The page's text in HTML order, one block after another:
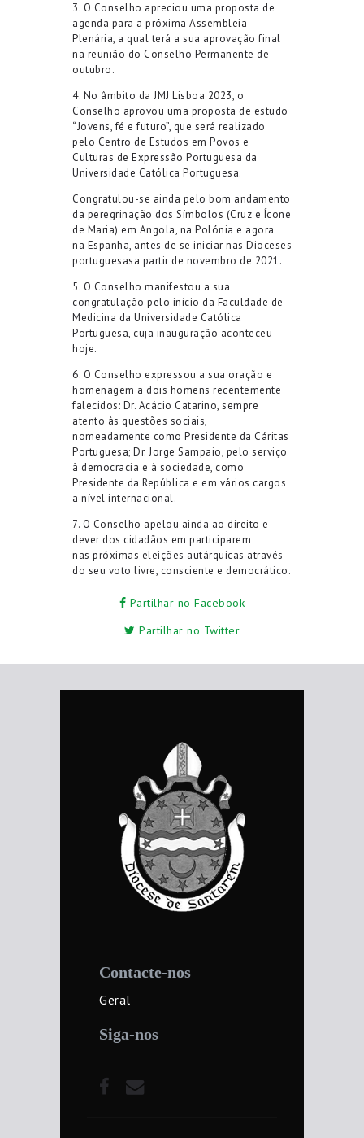
3. O Conselho apreciou uma proposta de
agenda para a próxima Assembleia
Plenária, a qual terá a sua aprovação final
na reunião do Conselho Permanente de
outubro.
4. No âmbito da JMJ Lisboa 2023, o
Conselho aprovou uma proposta de estudo
“Jovens, fé e futuro”, que será realizado
pelo Centro de Estudos em Povos e
Culturas de Expressão Portuguesa da
Universidade Católica Portuguesa.
Congratulou-se ainda pelo bom andamento
da peregrinação dos Símbolos (Cruz e Ícone
de Maria) em Angola, na Polónia e agora
na Espanha, antes de se iniciar nas Dioceses
portuguesasa partir de novembro de 2021.
5. O Conselho manifestou a sua
congratulação pelo início da Faculdade de
Medicina da Universidade Católica
Portuguesa, cuja inauguração aconteceu
hoje.
6. O Conselho expressou a sua oração e
homenagem a dois homens recentemente
falecidos: Dr. Acácio Catarino, sempre
atento às questões sociais,
nomeadamente como Presidente da Cáritas
Portuguesa; Dr. Jorge Sampaio, pelo serviço
à democracia e à sociedade, como
Presidente da República e em vários cargos
a nível internacional.
7. O Conselho apelou ainda ao direito e
dever dos cidadãos em participarem
nas próximas eleições autárquicas através
do seu voto livre, consciente e democrático.
Partilhar no Facebook
Partilhar no Twitter
Contacte-nos
Geral
Siga-nos